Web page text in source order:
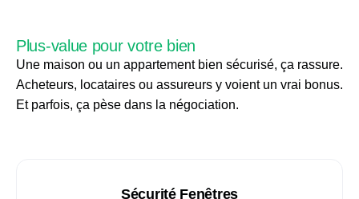
Plus-value pour votre bien
Une maison ou un appartement bien sécurisé, ça rassure.
Acheteurs, locataires ou assureurs y voient un vrai bonus.
Et parfois, ça pèse dans la négociation.
Sécurité Fenêtres